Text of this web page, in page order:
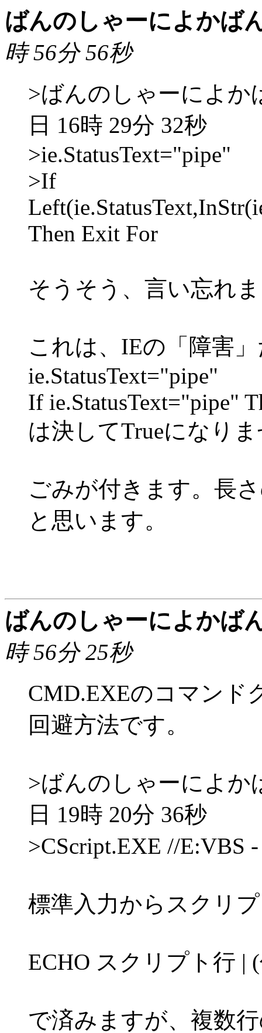
ばんのしゃーによかば
時 56分 56秒
>ばんのしゃーによか
日 16時 29分 32秒
>ie.StatusText="pipe"
>If
Then Exit For
そうそう、言い忘れ
これは、IEの「障害
ie.StatusText="pipe"
If ie.StatusText="pipe"
は決してTrueになり
ごみが付きます。長
と思います。
ばんのしゃーによかば
時 56分 25秒
CMD.EXEのコマンド
回避方法です。
>ばんのしゃーによか
日 19時 20分 36秒
>CScript.EXE //E:VBS
標準入力からスクリ
ECHO スクリプト行 |
で済みますが、複数